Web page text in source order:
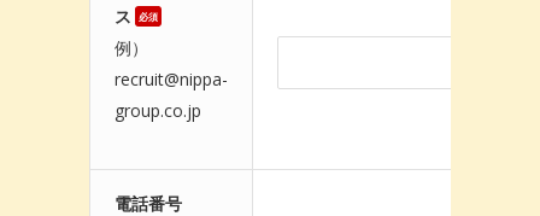
ス 必須
例）
recruit@nippa-
group.co.jp
電話番号